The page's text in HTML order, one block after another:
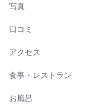
写真
口コミ
アクセス
食事・レストラン
お風呂